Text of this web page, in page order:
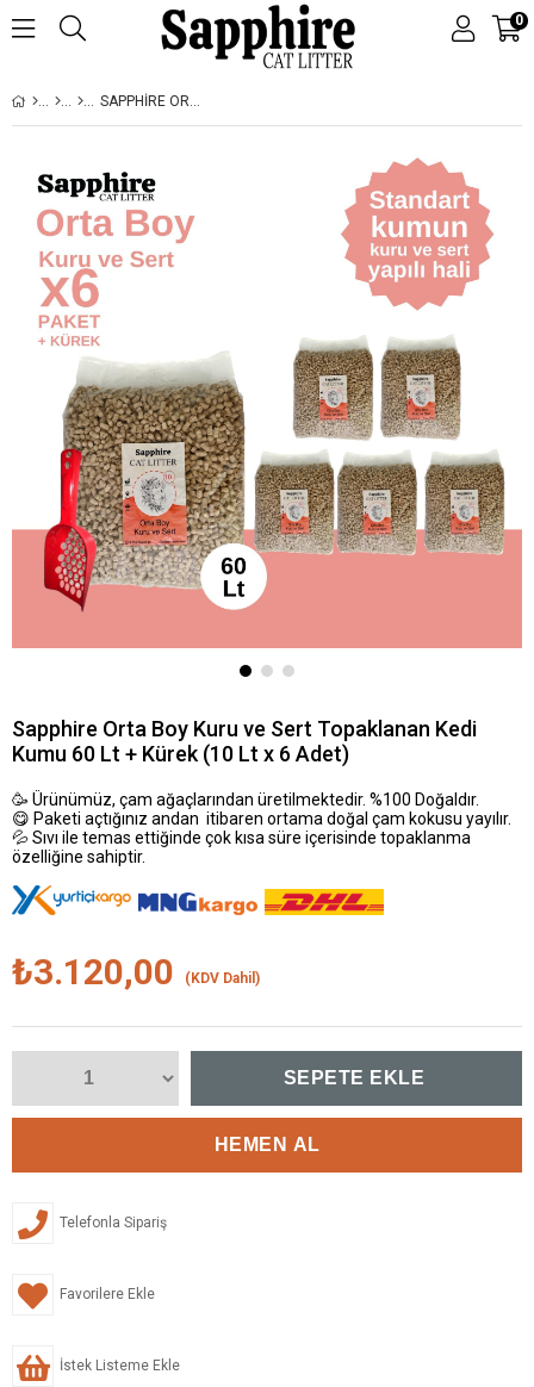
0
SAPPHIRE ORTA BOY KURU VE SERT TOPAKLANAN KEDI KUMU 60 LT + KÜREK (10 LT X 6 ADET)
Sapphire Orta Boy Kuru ve Sert Topaklanan Kedi
Kumu 60 Lt + Kürek (10 Lt x 6 Adet)
🥳 Ürünümüz, çam ağaçlarından üretilmektedir. %100 Doğaldır.
😋 Paketi açtığınız andan itibaren ortama doğal çam kokusu yayılır.
💦 Sıvı ile temas ettiğinde çok kısa süre içerisinde topaklanma
özelliğine sahiptir.
₺3.120,00 (KDV Dahil)
Telefonla Sipariş
Favorilere Ekle
İstek Listeme Ekle